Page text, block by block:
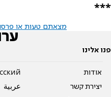
***
מצאתם טעות או
פנו אלינו
אודות
יצירת קשר
عربية